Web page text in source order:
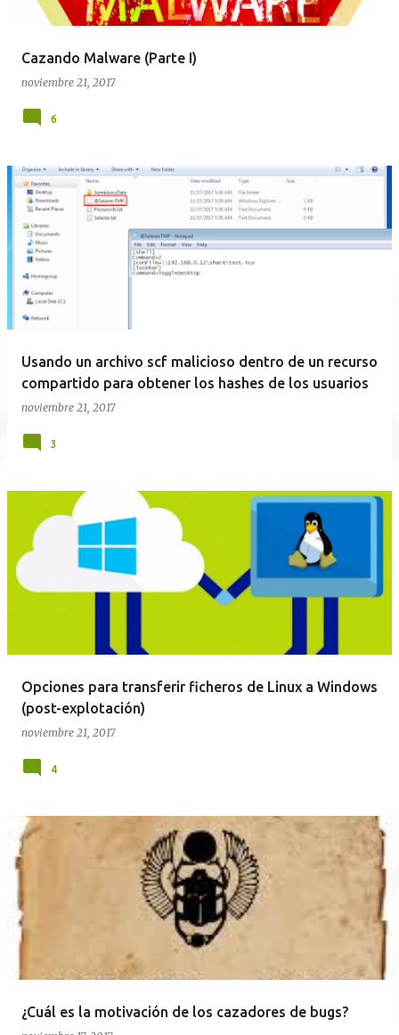
Cazando Malware (Parte I)
noviembre 21, 2017
6
Usando un archivo scf malicioso dentro de un recurso
compartido para obtener los hashes de los usuarios
noviembre 21, 2017
3
Opciones para transferir ficheros de Linux a Windows
(post-explotación)
noviembre 21, 2017
4
¿Cuál es la motivación de los cazadores de bugs?